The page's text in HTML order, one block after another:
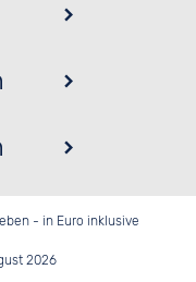
- in Euro inklusive
2026